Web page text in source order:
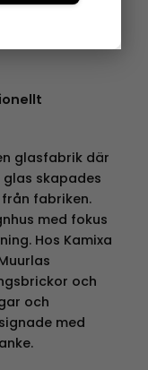
glasfabrik där
skapades
fabriken.
med fokus
Hos Kamixa
och
och
med